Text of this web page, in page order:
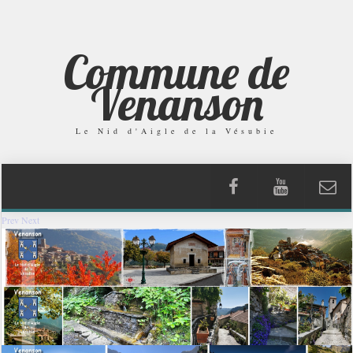
Commune de
Venanson
Le Nid d'Aigle de la Vésubie
Prev Next